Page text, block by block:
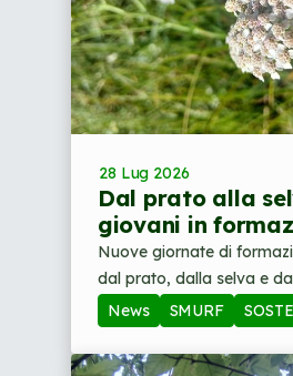
28 Lug 2026
Dal prato alla
giovani in
Nuove giornate di
dal prato, dalla selva e
News
SMURF